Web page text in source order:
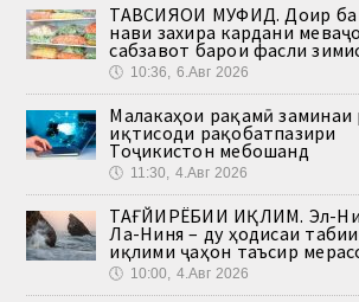
ТАВСИЯҲОИ МУФИД. Доир ба
нави захира кардани
сабзавот барои фасли
🕔 10:36, 6.Авг 2026
Малакаҳои рақамӣ заминаи
иқтисоди рақобатпазири
Тоҷикистон мебошанд
🕔 11:30, 4.Авг 2026
ТАҒЙИРЁБИИ ИҚЛИМ. Эл-
Ла-Ниня – ду ҳодисаи
иқлими ҷаҳон таъсир
🕔 10:00, 4.Авг 2026